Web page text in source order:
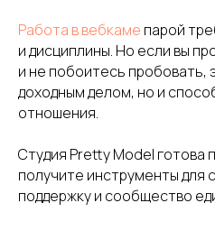
Работа в вебкаме парой
и дисциплины. Но если вы
и не побоитесь пробовать,
доходным делом, но и
отношения.
Студия Pretty Model готова
получите инструменты для
поддержку и сообщество